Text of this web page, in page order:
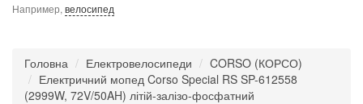
Например, велосипед
Головна Електровелосипеди
CORSO (КОРСО)
Електричний мопед Corso Special RS SP-612558
(2999W, 72V/50AH) літій-залізо-фосфатний